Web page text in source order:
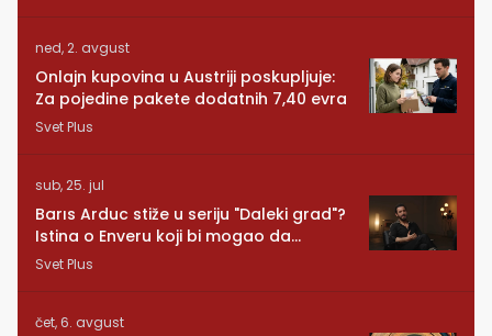
ned, 2. avgust
Onlajn kupovina u Austriji poskupljuje:
Za pojedine pakete dodatnih 7,40 evra
Svet Plus
sub, 25. jul
Barıs Arduc stiže u seriju "Daleki grad"?
Istina o Enveru koji bi mogao da
promeni sve
Svet Plus
čet, 6. avgust